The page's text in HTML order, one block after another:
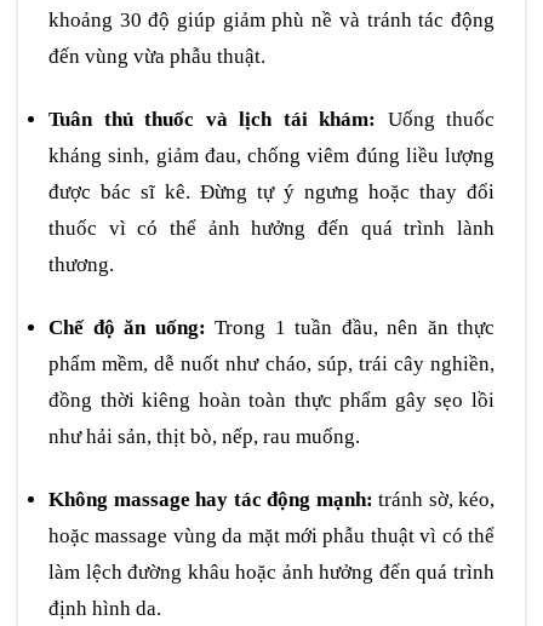
khoảng 30 độ giúp giảm phù nề và tránh tác động
đến vùng vừa phẫu thuật.
Tuân thủ thuốc và lịch tái khám: Uống thuốc
kháng sinh, giảm đau, chống viêm đúng liều lượng
được bác sĩ kê. Đừng tự ý ngưng hoặc thay đổi
thuốc vì có thể ảnh hưởng đến quá trình lành
thương.
Chế độ ăn uống: Trong 1 tuần đầu, nên ăn thực
phẩm mềm, dễ nuốt như cháo, súp, trái cây nghiền,
đồng thời kiêng hoàn toàn thực phẩm gây sẹo lồi
như hải sản, thịt bò, nếp, rau muống.
Không massage hay tác động mạnh: tránh sờ, kéo,
hoặc massage vùng da mặt mới phẫu thuật vì có thể
làm lệch đường khâu hoặc ảnh hưởng đến quá trình
định hình da.